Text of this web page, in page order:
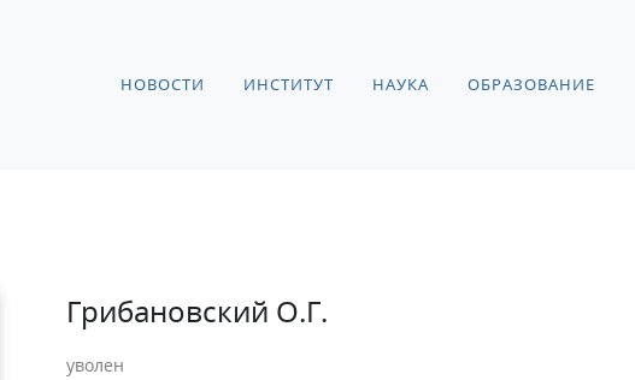
НОВОСТИ ИНСТИТУТ НАУКА ОБРАЗОВАНИЕ
Грибановский О.Г.
уволен